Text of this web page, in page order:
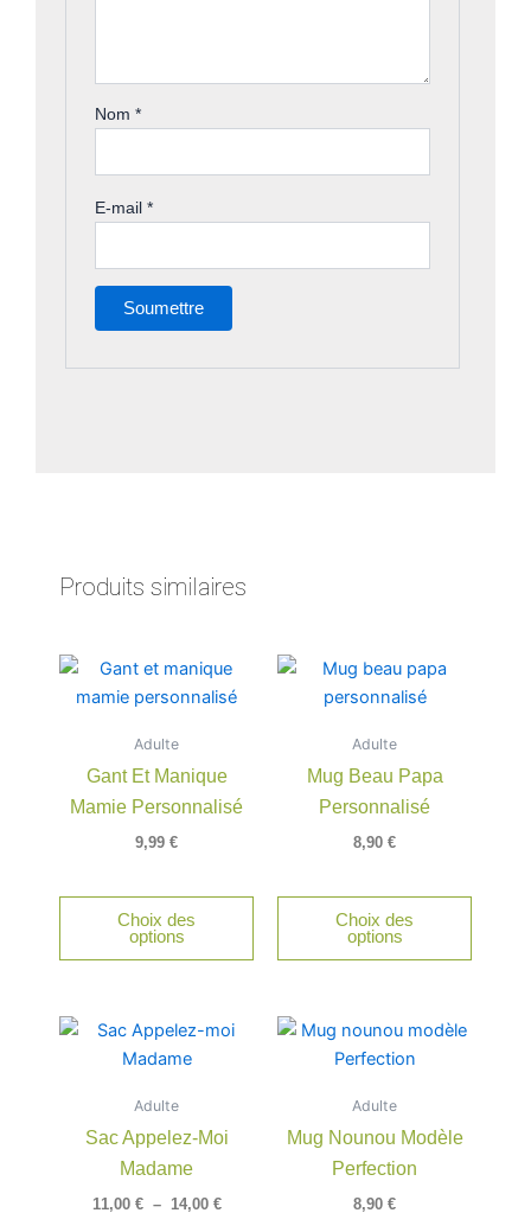
Nom*
E-mail*
Produits similaires
Adulte
Gant Et Manique
Mamie Personnalisé
9,99 €
Choix des
options
Adulte
Mug Beau Papa
Personnalisé
8,90 €
Choix des
options
Adulte
Sac Appelez-Moi
Madame
11,00 € – 14,00 €
Plage
14,00 €
variations.
Adulte
Mug Nounou Modèle
Perfection
8,90 €